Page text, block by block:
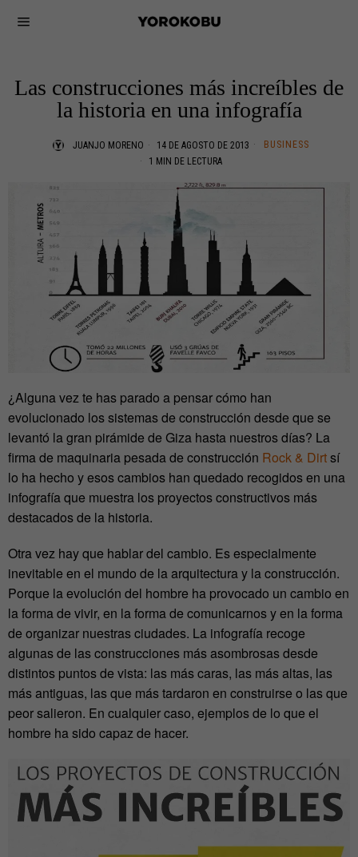
Las construcciones más increíbles de
la historia en una infografía
JUANJO MORENO 14 DE AGOSTO DE 2013
BUSINESS
1 MIN DE LECTURA
¿Alguna vez te has parado a pensar cómo han
evolucionado los sistemas de construcción desde que se
levantó la gran pirámide de Giza hasta nuestros días? La
firma de maquinaria pesada de construcción Rock & Dirtsí
lo ha hecho y esos cambios han quedado recogidos en una
infografía que muestra los proyectos constructivos más
destacados de la historia.
Otra vez hay que hablar del cambio. Es especialmente
inevitable en el mundo de la arquitectura y la construcción.
Porque la evolución del hombre ha provocado un cambio en
la forma de vivir, en la forma de comunicarnos y en la forma
de organizar nuestras ciudades. La infografía recoge
algunas de las construcciones más asombrosas desde
distintos puntos de vista: las más caras, las más altas, las
más antiguas, las que más tardaron en construirse o las que
peor salieron. En cualquier caso, ejemplos de lo que el
hombre ha sido capaz de hacer.